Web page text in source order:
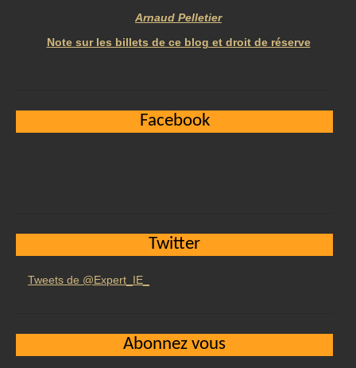
Arnaud Pelletier
Note sur les billets de ce blog et droit de réserve
Facebook
Twitter
Tweets de @Expert_IE_
Abonnez vous